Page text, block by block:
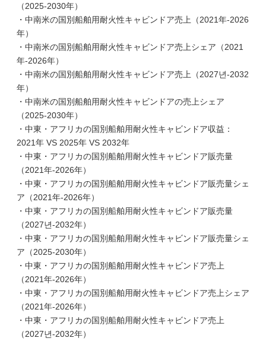
（2025-2030年）
・中南米の国別船舶用耐火性キャビンドア売上（2021年-2026
年）
・中南米の国別船舶用耐火性キャビンドア売上シェア（2021
年-2026年）
・中南米の国別船舶用耐火性キャビンドア売上（2027년-2032
年）
・中南米の国別船舶用耐火性キャビンドアの売上シェア
（2025-2030年）
・中東・アフリカの国別船舶用耐火性キャビンドア収益：
2021年 VS 2025年 VS 2032年
・中東・アフリカの国別船舶用耐火性キャビンドア販売量
（2021年-2026年）
・中東・アフリカの国別船舶用耐火性キャビンドア販売量シェ
ア（2021年-2026年）
・中東・アフリカの国別船舶用耐火性キャビンドア販売量
（2027년-2032年）
・中東・アフリカの国別船舶用耐火性キャビンドア販売量シェ
ア（2025-2030年）
・中東・アフリカの国別船舶用耐火性キャビンドア売上
（2021年-2026年）
・中東・アフリカの国別船舶用耐火性キャビンドア売上シェア
（2021年-2026年）
・中東・アフリカの国別船舶用耐火性キャビンドア売上
（2027년-2032年）